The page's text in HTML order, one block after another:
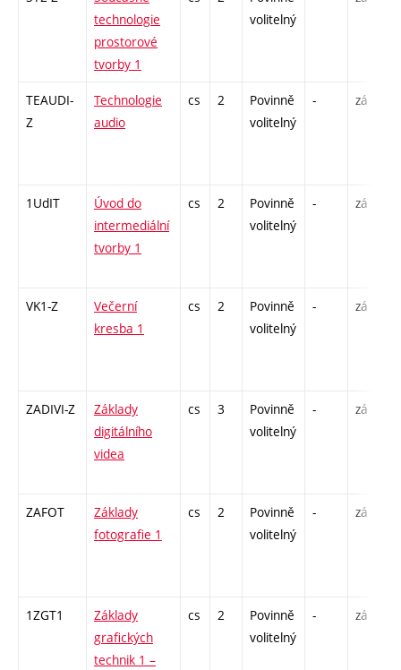
technologie
prostorové
tvorby 1
volitelný
TEAUDI-
Z
Technologie
audio
cs 2
Povinně
volitelný
- zá
1UdIT
Úvod do
intermediální
tvorby 1
cs 2
Povinně
volitelný
- zá
VK1-Z
Večerní
kresba 1
cs 2
Povinně
volitelný
- zá
ZADIVI-Z
Základy
digitálního
videa
cs 3
Povinně
volitelný
- zá
ZAFOT
Základy
fotografie 1
cs 2
Povinně
volitelný
- zá
1ZGT1
Základy
grafických
technik 1 –
cs 2
Povinně
volitelný
- zá